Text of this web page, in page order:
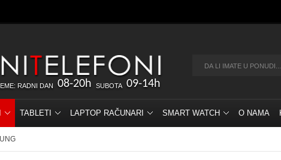
RADNI DAN 08-20h SUBOTA 09-14h
TABLETI LAPTOP RAČUNARI SMART WATCH O NAMA